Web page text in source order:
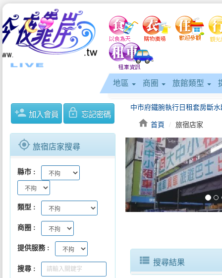
地區 商圈 旅館類型
person_add 加入會員 lock_outline 忘記密碼
gps_fixed 旅宿店家搜尋
縣市
類型
商圈
提供服務
搜尋
home 首頁 旅宿店家
keyboard_arrow_left
view_list 搜尋結果